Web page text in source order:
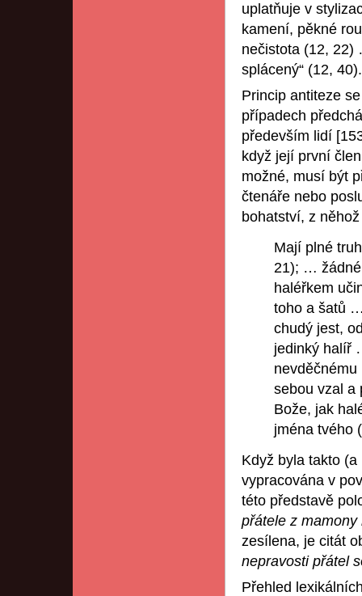
uplatňuje v
kamení, pěkné
nečistota (12, 22)
splácený“ (12, 40).
Princip antiteze
případech
především lidí
když její první
možné, musí být
čtenáře nebo
bohatství, z
Mají plné
21); …
haléřkem
toho a šatů
chudý jest,
jedinký halíř
sebou vzal
Bože, jak
jména tvého
Když byla takto
vypracována v
této představě
přátele z
zesílena, je citát
nepravosti přátel
Přehled